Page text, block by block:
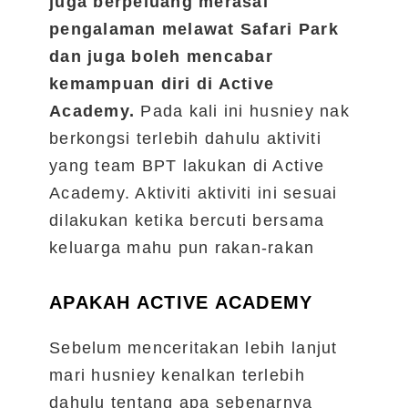
pengalaman melawat Safari Park
dan juga boleh mencabar
kemampuan diri di Active
Academy. Pada kali ini husniey nak
berkongsi terlebih dahulu aktiviti
yang team BPT lakukan di Active
Academy. Aktiviti aktiviti ini sesuai
dilakukan ketika bercuti bersama
keluarga mahu pun rakan-rakan
APAKAH ACTIVE ACADEMY
Sebelum menceritakan lebih lanjut
mari husniey kenalkan terlebih
dahulu tentang apa sebenarnya